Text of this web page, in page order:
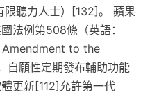
限聽力人士）[132]。 蘋果
法例第508條（英語：
to the
願性定期發布輔助功能
更新[112]允許第一代